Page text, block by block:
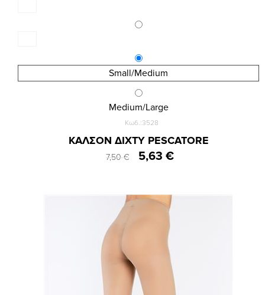
Small/Medium
Medium/Large
Κωδ.:3528
ΚΑΛΣΟΝ ΔΙΧΤΥ PESCATORE
7,50 € 5,63 €